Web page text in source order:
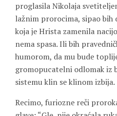
proglasila Nikolaja
lažnim prorocima, sipao bih
koja je Hrista zamenila
nema spasa. Ili bih
humorom, da mu bude
gromopucatelni odlomak iz
sistemu klin se klinom izbija.
Recimo, furiozne reči